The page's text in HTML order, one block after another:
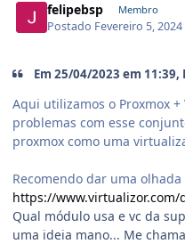
felipebsp Membro
Postado Fevereiro 5,
Em 25/04/2023 em
Aqui utilizamos o Proxmox
problemas com esse
proxmox como uma
Recomendo dar uma
https://
Qual módulo usa e vc da
uma ideia mano... Me